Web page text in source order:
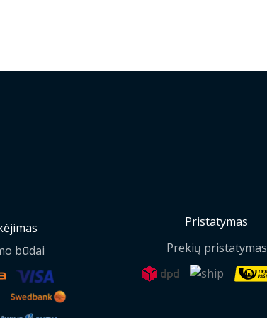
būdai
Pristatymas
Prekių pristatymas